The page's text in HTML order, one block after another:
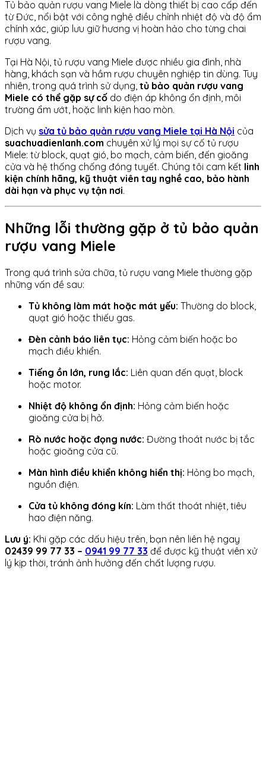
Tủ bảo quản rượu vang Miele là dòng thiết bị cao cấp đến
từ Đức, nổi bật với công nghệ điều chỉnh nhiệt độ và độ ẩm
chính xác, giúp lưu giữ hương vị hoàn hảo cho từng chai
rượu vang.
Tại Hà Nội, tủ rượu vang Miele được nhiều gia đình, nhà
hàng, khách sạn và hầm rượu chuyên nghiệp tin dùng. Tuy
nhiên, trong quá trình sử dụng, tủ bảo quản rượu vang
Miele có thể gặp sự cố do điện áp không ổn định, môi
trường ẩm ướt, hoặc linh kiện hao mòn.
Dịch vụ sửa tủ bảo quản rượu vang Miele tại Hà Nội của
suachuadienlanh.com chuyên xử lý mọi sự cố tủ rượu
Miele: từ block, quạt gió, bo mạch, cảm biến, đến gioăng
cửa và hệ thống chống đóng tuyết. Chúng tôi cam kết linh
kiện chính hãng, kỹ thuật viên tay nghề cao, bảo hành
dài hạn và phục vụ tận nơi.
Những lỗi thường gặp ở tủ bảo quản
rượu vang Miele
Trong quá trình sửa chữa, tủ rượu vang Miele thường gặp
những vấn đề sau:
Tủ không làm mát hoặc mát yếu: Thường do block,
quạt gió hoặc thiếu gas.
Đèn cảnh báo liên tục: Hỏng cảm biến hoặc bo
mạch điều khiển.
Tiếng ồn lớn, rung lắc: Liên quan đến quạt, block
hoặc motor.
Nhiệt độ không ổn định: Hỏng cảm biến hoặc
gioăng cửa bị hở.
Rò nước hoặc đọng nước: Đường thoát nước bị tắc
hoặc gioăng cửa cũ.
Màn hình điều khiển không hiển thị: Hỏng bo mạch,
nguồn điện.
Cửa tủ không đóng kín: Làm thất thoát nhiệt, tiêu
hao điện năng.
Lưu ý: Khi gặp các dấu hiệu trên, bạn nên liên hệ ngay
02439 99 77 33 – 0941 99 77 33 để được kỹ thuật viên xử
lý kịp thời, tránh ảnh hưởng đến chất lượng rượu.